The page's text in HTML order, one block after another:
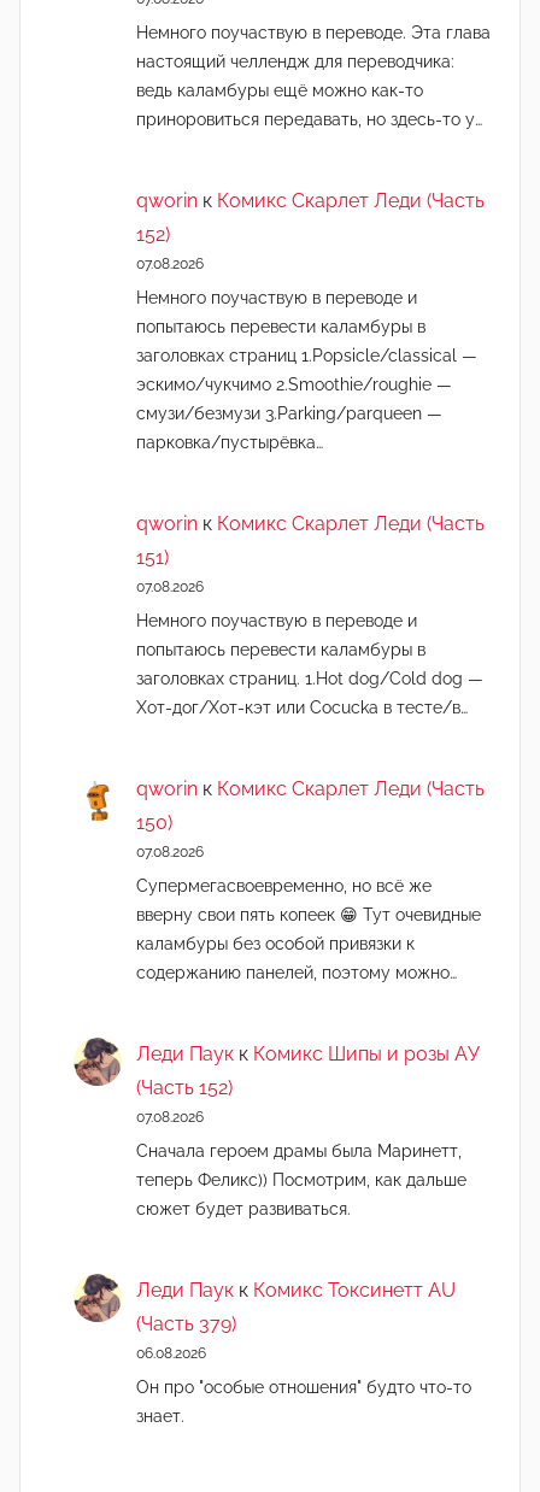
Немного поучаствую в переводе. Эта глава
настоящий челлендж для переводчика:
ведь каламбуры ещё можно как-то
приноровиться передавать, но здесь-то у…
qworin к Комикс Скарлет Леди (Часть
152)
07.08.2026
Немного поучаствую в переводе и
попытаюсь перевести каламбуры в
заголовках страниц 1.Popsicle/classical —
эскимо/чукчимо 2.Smoothie/roughie —
смузи/безмузи 3.Parking/parqueen —
парковка/пустырёвка…
qworin к Комикс Скарлет Леди (Часть
151)
07.08.2026
Немного поучаствую в переводе и
попытаюсь перевести каламбуры в
заголовках страниц. 1.Hot dog/Cold dog —
Хот-дог/Хот-кэт или Cocucka в тесте/в…
qworin к Комикс Скарлет Леди (Часть
150)
07.08.2026
Супермегасвоевременно, но всё же
вверну свои пять копеек 😁 Тут очевидные
каламбуры без особой привязки к
содержанию панелей, поэтому можно…
Леди Паук к Комикс Шипы и розы АУ
(Часть 152)
07.08.2026
Сначала героем драмы была Маринетт,
теперь Феликс)) Посмотрим, как дальше
сюжет будет развиваться.
Леди Паук к Комикс Токсинетт AU
(Часть 379)
06.08.2026
Он про "особые отношения" будто что-то
знает.